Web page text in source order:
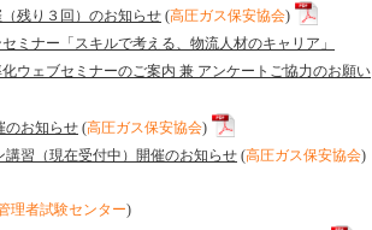
残り３回）のお知らせ (高圧ガス保安協会)
ミナー「スキルで考える、物流人材のキャリア」
ウェブセミナーのご案内 兼 アンケートご協力のお願い
のお知らせ (高圧ガス保安協会)
習（現在受付中）開催のお知らせ (高圧ガス保安協会)
理者試験センター)